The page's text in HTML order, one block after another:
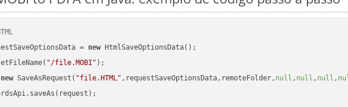
= new HtmlSaveOptionsData();
"/file.MOBI" );
new SaveAsRequest( "file.HTML" ,requestSaveOptionsData,remoteFolder, null , null , null ,